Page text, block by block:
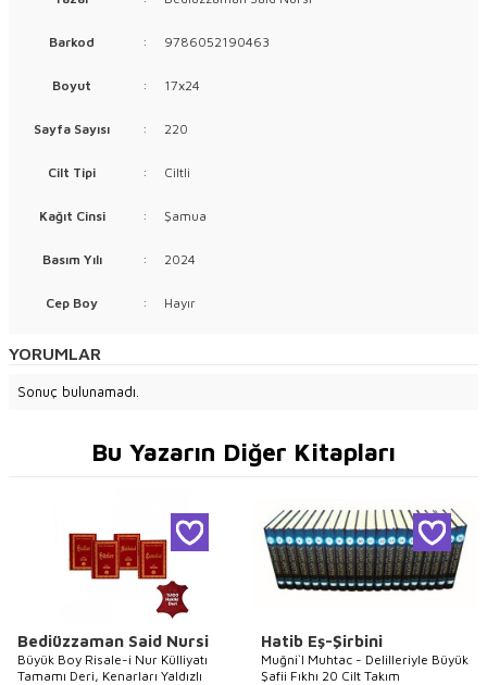
Barkod : 9786052190463
Boyut : 17x24
Sayfa Sayısı : 220
Cilt Tipi : Ciltli
Kağıt Cinsi : Şamua
Basım Yılı : 2024
Cep Boy : Hayır
YORUMLAR
Sonuç bulunamadı.
Bu Yazarın Diğer Kitapları
Bediüzzaman Said Nursi
Büyük Boy Risale-i Nur Külliyatı
Tamamı Deri, Kenarları Yaldızlı
Hatib Eş-Şirbini
Muğni`l Muhtac - Delilleriyle Büyük
Şafii Fıkhı 20 Cilt Takım